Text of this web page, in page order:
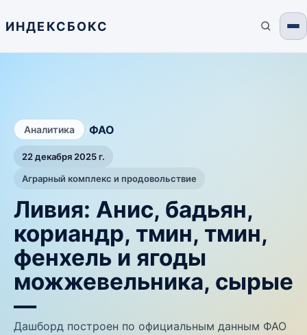
ИНДЕКСБОКС
Аналитика ФАО
22 декабря 2025 г.
Аграрный комплекс и продовольствие
Ливия: Анис, бадьян,
кориандр, тмин, тмин,
фенхель и ягоды
можжевельника, сырые
—
Дашборд построен по официальным данным ФАО